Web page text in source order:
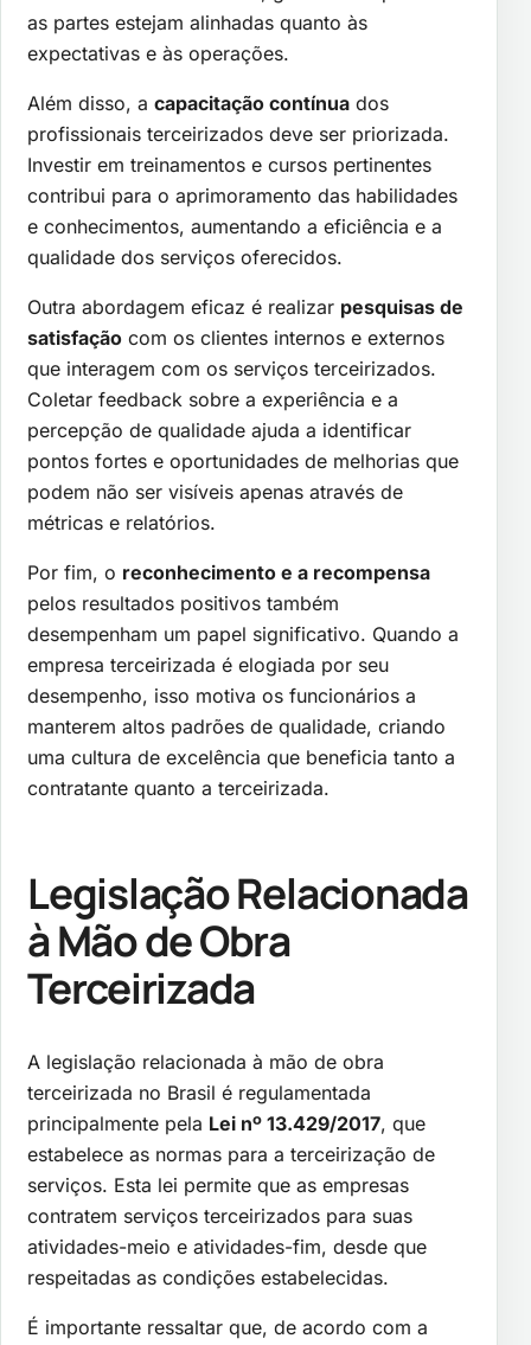
as partes estejam alinhadas quanto às
expectativas e às operações.
Além disso, a capacitação contínua dos
profissionais terceirizados deve ser priorizada.
Investir em treinamentos e cursos pertinentes
contribui para o aprimoramento das habilidades
e conhecimentos, aumentando a eficiência e a
qualidade dos serviços oferecidos.
Outra abordagem eficaz é realizar pesquisas de
satisfação com os clientes internos e externos
que interagem com os serviços terceirizados.
Coletar feedback sobre a experiência e a
percepção de qualidade ajuda a identificar
pontos fortes e oportunidades de melhorias que
podem não ser visíveis apenas através de
métricas e relatórios.
Por fim, o reconhecimento e a recompensa
pelos resultados positivos também
desempenham um papel significativo. Quando a
empresa terceirizada é elogiada por seu
desempenho, isso motiva os funcionários a
manterem altos padrões de qualidade, criando
uma cultura de excelência que beneficia tanto a
contratante quanto a terceirizada.
Legislação Relacionada
à Mão de Obra
Terceirizada
A legislação relacionada à mão de obra
terceirizada no Brasil é regulamentada
principalmente pela Lei nº 13.429/2017, que
estabelece as normas para a terceirização de
serviços. Esta lei permite que as empresas
contratem serviços terceirizados para suas
atividades-meio e atividades-fim, desde que
respeitadas as condições estabelecidas.
É importante ressaltar que, de acordo com a